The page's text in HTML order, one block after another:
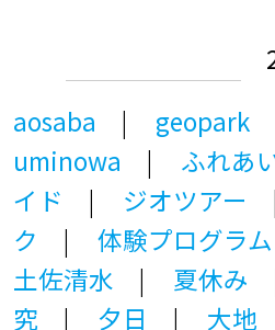
aosaba geopark
uminowa
ふれあ
イド
ジオツアー
ク
体験プログラム
土佐清水
夏休み
究
夕日 大地